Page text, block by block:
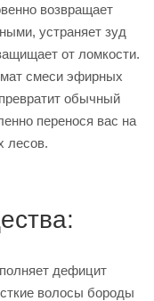
возвращает
устраняет зуд
от ломкости.
смеси эфирных
обычный
перенося вас на
лесов.
дефицит
волосы бороды